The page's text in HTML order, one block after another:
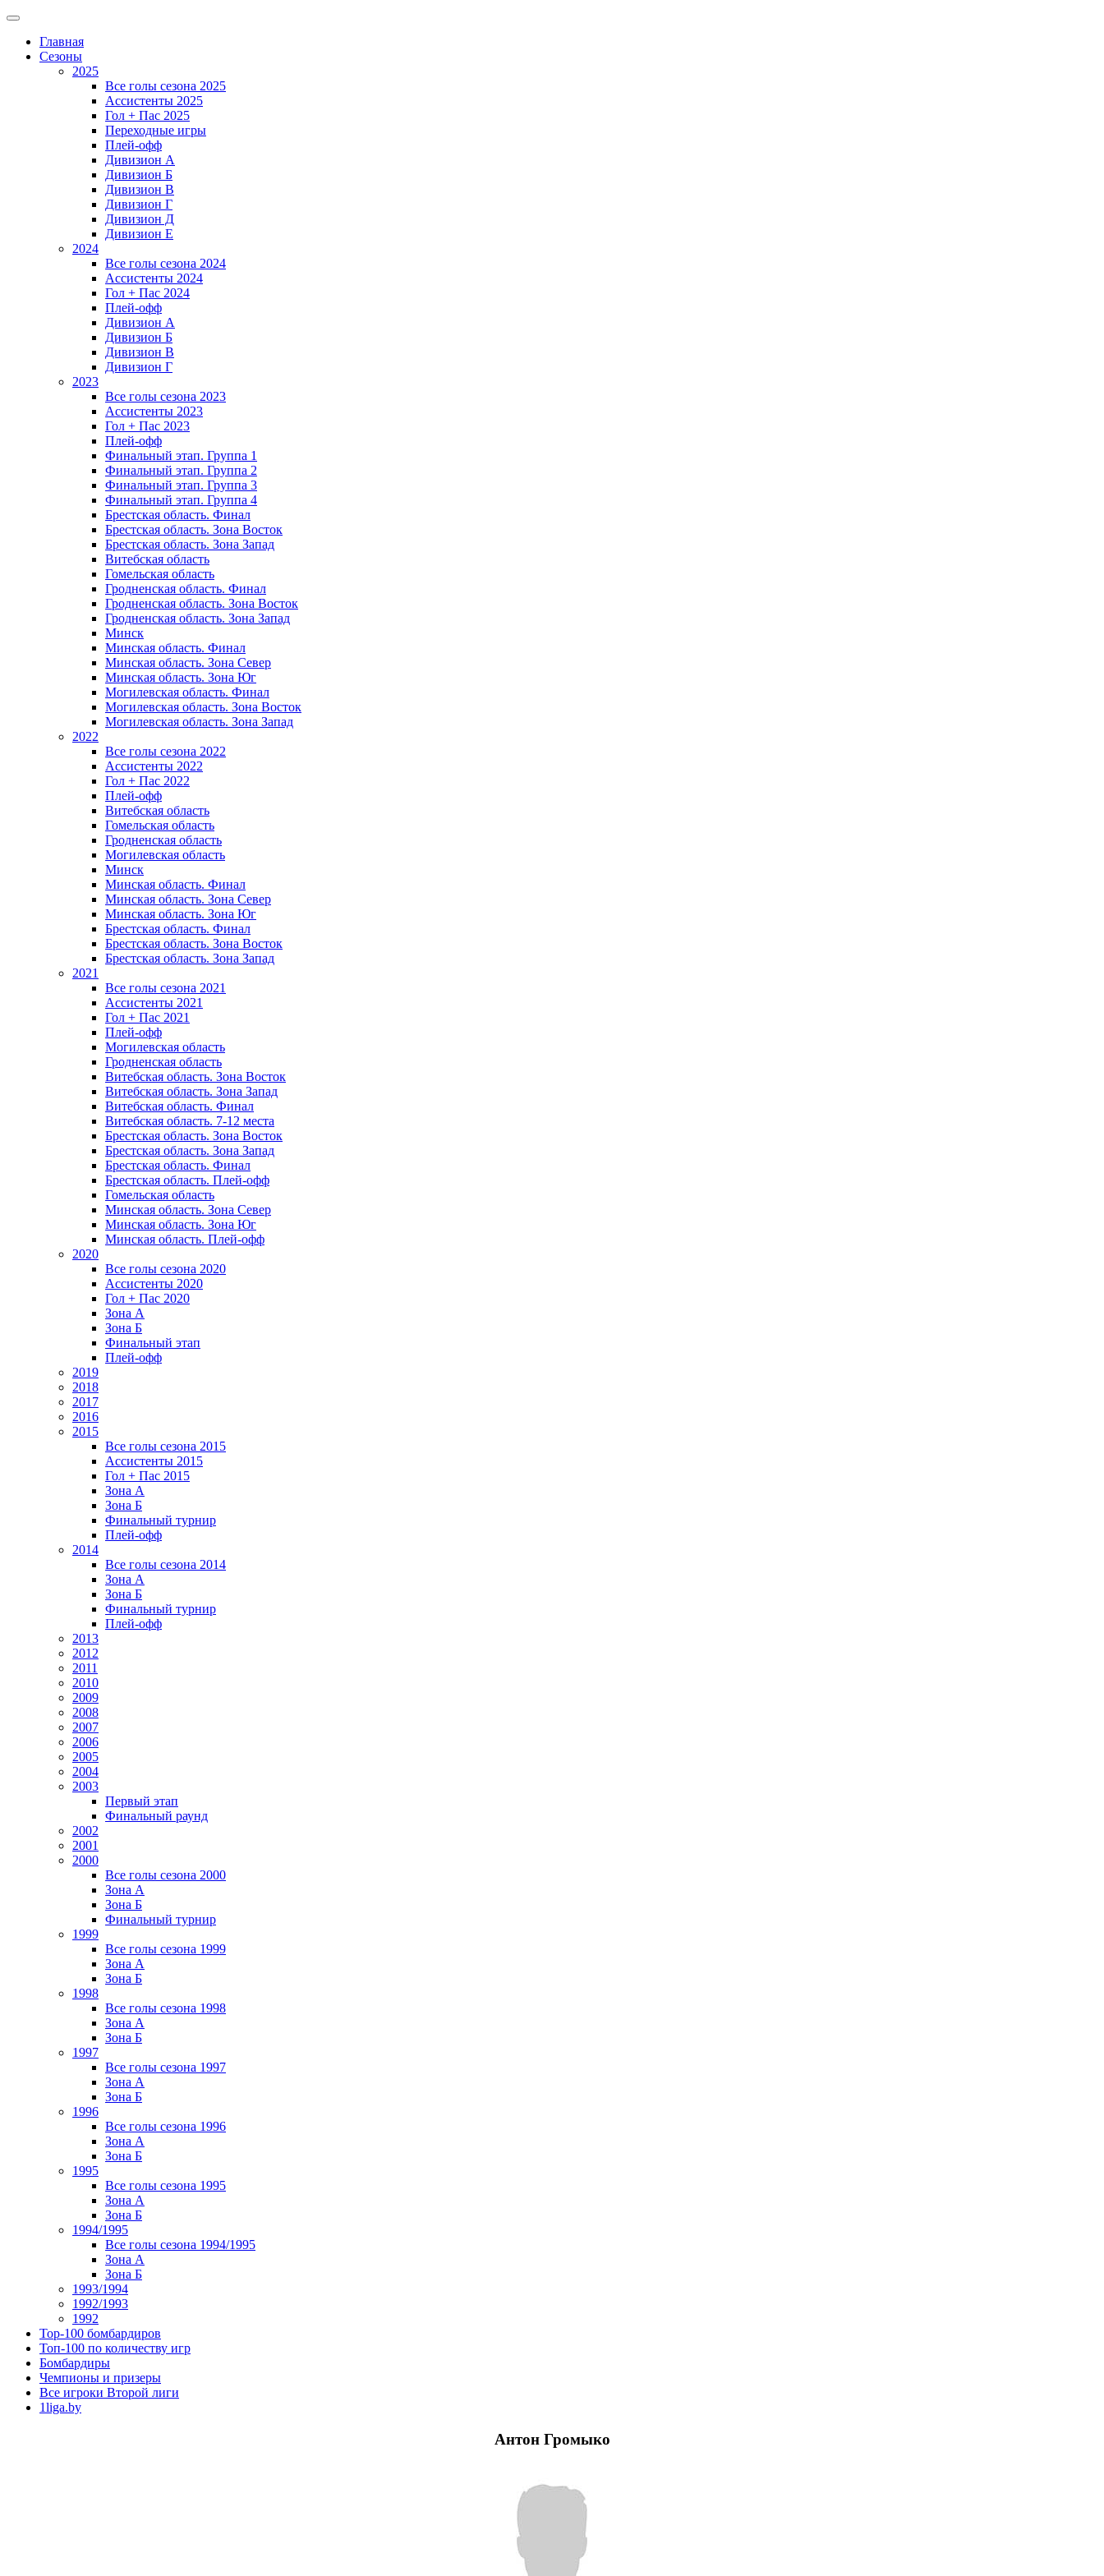
Главная
Сезоны
2025
Все голы сезона 2025
Ассистенты 2025
Гол + Пас 2025
Переходные игры
Плей-офф
Дивизион A
Дивизион Б
Дивизион В
Дивизион Г
Дивизион Д
Дивизион Е
2024
Все голы сезона 2024
Ассистенты 2024
Гол + Пас 2024
Плей-офф
Дивизион A
Дивизион Б
Дивизион В
Дивизион Г
2023
Все голы сезона 2023
Ассистенты 2023
Гол + Пас 2023
Плей-офф
Финальный этап. Группа 1
Финальный этап. Группа 2
Финальный этап. Группа 3
Финальный этап. Группа 4
Брестская область. Финал
Брестская область. Зона Восток
Брестская область. Зона Запад
Витебская область
Гомельская область
Гродненская область. Финал
Гродненская область. Зона Восток
Гродненская область. Зона Запад
Минск
Минская область. Финал
Минская область. Зона Север
Минская область. Зона Юг
Могилевская область. Финал
Могилевская область. Зона Восток
Могилевская область. Зона Запад
2022
Все голы сезона 2022
Ассистенты 2022
Гол + Пас 2022
Плей-офф
Витебская область
Гомельская область
Гродненская область
Могилевская область
Минск
Mинская область. Финал
Минская область. Зона Север
Минская область. Зона Юг
Брестская область. Финал
Брестская область. Зона Восток
Брестская область. Зона Запад
2021
Все голы сезона 2021
Ассистенты 2021
Гол + Пас 2021
Плей-офф
Могилевская область
Гродненская область
Витебская область. Зона Восток
Витебская область. Зона Запад
Витебская область. Финал
Витебская область. 7-12 места
Брестская область. Зона Восток
Брестская область. Зона Запад
Брестская область. Финал
Брестская область. Плей-офф
Гомельская область
Минская область. Зона Север
Минская область. Зона Юг
Минская область. Плей-офф
2020
Все голы сезона 2020
Ассистенты 2020
Гол + Пас 2020
Зона А
Зона Б
Финальный этап
Плей-офф
2019
2018
2017
2016
2015
Все голы сезона 2015
Ассистенты 2015
Гол + Пас 2015
Зона А
Зона Б
Финальный турнир
Плей-офф
2014
Все голы сезона 2014
Зона А
Зона Б
Финальный турнир
Плей-офф
2013
2012
2011
2010
2009
2008
2007
2006
2005
2004
2003
Первый этап
Финальный раунд
2002
2001
2000
Все голы сезона 2000
Зона А
Зона Б
Финальный турнир
1999
Все голы сезона 1999
Зона А
Зона Б
1998
Все голы сезона 1998
Зона А
Зона Б
1997
Все голы сезона 1997
Зона А
Зона Б
1996
Все голы сезона 1996
Зона А
Зона Б
1995
Все голы сезона 1995
Зона А
Зона Б
1994/1995
Все голы сезона 1994/1995
Зона А
Зона Б
1993/1994
1992/1993
1992
Top-100 бомбардиров
Топ-100 по количеству игр
Бомбардиры
Чемпионы и призеры
Все игроки Второй лиги
1liga.by
Антон Громыко